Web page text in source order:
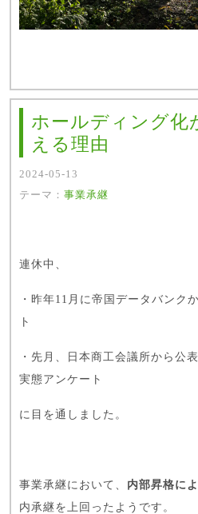
ホールディング化
える理由
2024-05-13
テーマ： 事業承継
連休中、
・昨年11月に帝国データバンク
ト
・先月、日本商工会議所から公
実態アンケート
に目を通しました。
事業承継において、 内部昇格に
内承継を上回ったようです。